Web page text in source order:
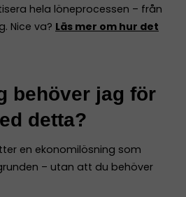
hela löneprocessen – från
Nice va? Läs mer om hur det
behöver jag för
detta?
en ekonomilösning som
– utan att du behöver